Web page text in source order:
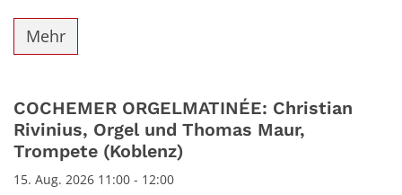
Mehr
COCHEMER ORGELMATINÉE: Christian
Rivinius, Orgel und Thomas Maur,
Trompete (Koblenz)
15. Aug. 2026 11:00 - 12:00